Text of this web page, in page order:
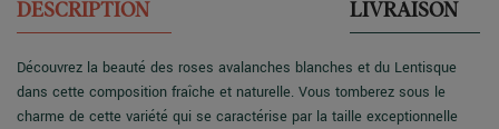
DESCRIPTION LIVRAISON
Découvrez la beauté des roses avalanches blanches et du Lentisque
dans cette composition fraîche et naturelle. Vous tomberez sous le
charme de cette variété qui se caractérise par la taille exceptionnelle